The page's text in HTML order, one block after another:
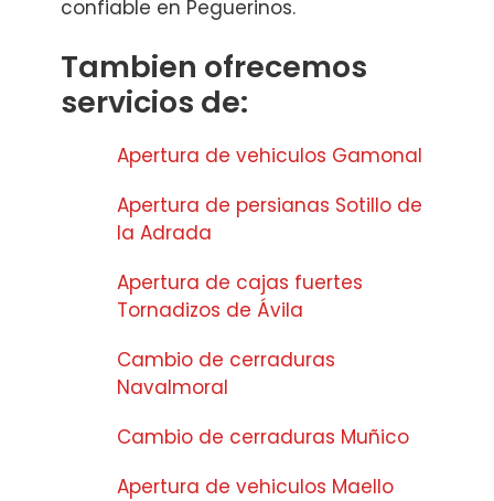
confiable en Peguerinos.
Tambien ofrecemos
servicios de:
Apertura de vehiculos Gamonal
Apertura de persianas Sotillo de
la Adrada
Apertura de cajas fuertes
Tornadizos de Ávila
Cambio de cerraduras
Navalmoral
Cambio de cerraduras Muñico
Apertura de vehiculos Maello